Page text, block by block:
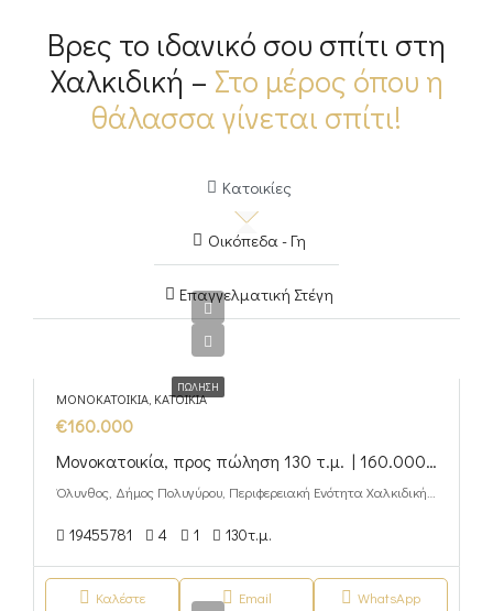
Βρες το ιδανικό σου σπίτι στη
Χαλκιδική – Στο μέρος όπου η
θάλασσα γίνεται σπίτι!
Κατοικίες
Οικόπεδα - Γη
Επαγγελματική Στέγη
ΠΏΛΗΣΗ
ΜΟΝΟΚΑΤΟΙΚΊΑ, ΚΑΤΟΙΚΊΑ
€160.000
Μονοκατοικία, προς πώληση 130 τ.μ. | 160.000 €
19455781 4 1 130τ.μ.
Καλέστε Email WhatsApp